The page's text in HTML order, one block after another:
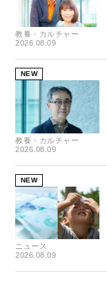
教養・カルチャー
2026.08.09
NEW
教養・カルチャー
2026.08.09
NEW
ニュース
2026.08.09